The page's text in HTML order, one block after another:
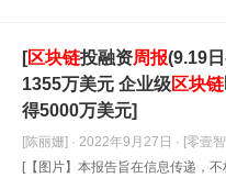
[区块链投融资周报(9.19
1355万美元 企业级区块链
得5000万美元]
[陈丽姗] · 2022年9月27日 · [零壹
[【图片】本报告旨在信息传递，